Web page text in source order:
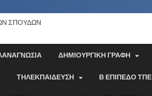
ΣΠΟΥΔΩΝ
ΔΗΜΙΟΥΡΓΙΚΗ ΓΡΑΦΗ
ΤΗΛΕΚΠΑΙΔΕΥΣΗ Β ΕΠΙΠΕΔΟ ΤΠΕ